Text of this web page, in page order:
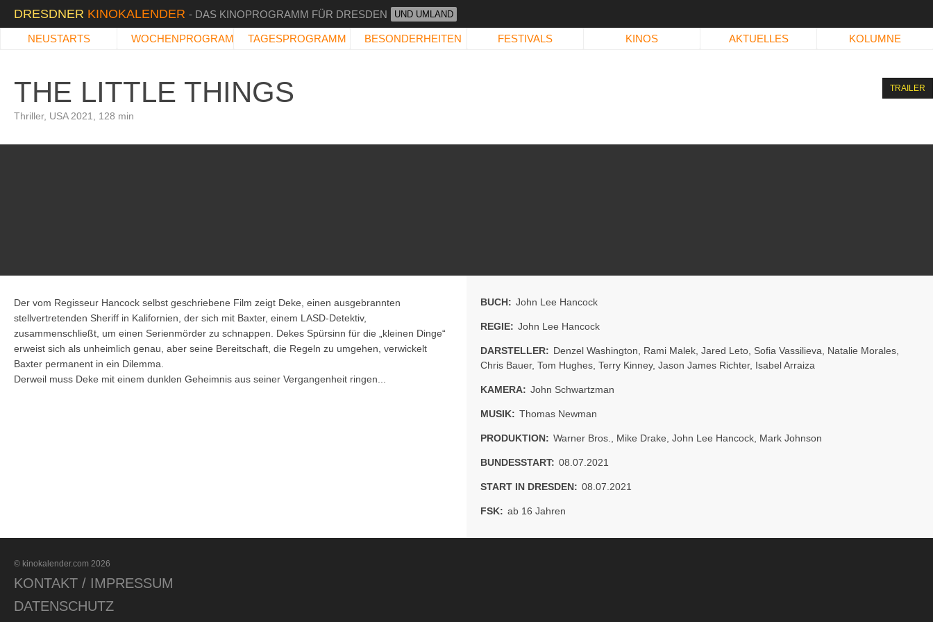
DRESDNER KINOKALENDER - DAS KINOPROGRAMM FÜR DRESDEN UND UMLAND
NEUSTARTS WOCHENPROGRAMM TAGESPROGRAMM BESONDERHEITEN FESTIVALS KINOS AKTUELLES KOLUMNE
TRAILER
THE LITTLE THINGS
Thriller, USA 2021, 128 min
Der vom Regisseur Hancock selbst geschriebene Film zeigt Deke, einen ausgebrannten
stellvertretenden Sheriff in Kalifornien, der sich mit Baxter, einem LASD-Detektiv,
zusammenschließt, um einen Serienmörder zu schnappen. Dekes Spürsinn für die „kleinen Dinge“
erweist sich als unheimlich genau, aber seine Bereitschaft, die Regeln zu umgehen, verwickelt
Baxter permanent in ein Dilemma.
Derweil muss Deke mit einem dunklen Geheimnis aus seiner Vergangenheit ringen...
BUCH: John Lee Hancock
REGIE: John Lee Hancock
DARSTELLER: Denzel Washington Rami Malek Jared Leto Sofia Vassilieva Natalie Morales
Chris Bauer, Tom Hughes Terry Kinney, Jason James Richter, Isabel Arraiza
KAMERA: John Schwartzman
MUSIK: Thomas Newman
PRODUKTION: Warner Bros. Mike Drake John Lee Hancock Mark Johnson
BUNDESSTART: 08.07.2021
START IN DRESDEN: 08.07.2021
FSK: ab 16 Jahren
© kinokalender.com 2026
KONTAKT / IMPRESSUM
DATENSCHUTZ